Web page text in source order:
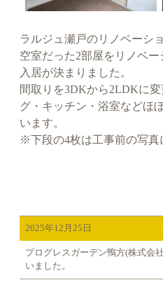
ラルジュ瀬戸のリノベーシ
空室だった2部屋をリノベ
入居が決まりました。
間取りを3DKから2LDKに
グ・キッチン・浴室などほ
います。
※下段の4枚は工事前の写真
2025年12月25日
プログレスガーデン鴨方(株式会
いました。